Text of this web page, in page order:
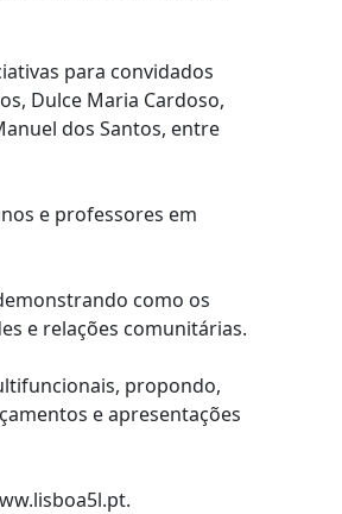
para convidados
Dulce Maria Cardoso,
dos Santos, entre
e professores em
como os
e relações comunitárias.
propondo,
e apresentações